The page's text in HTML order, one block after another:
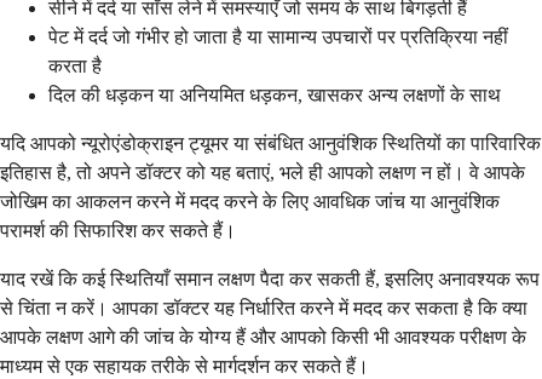
सीने में दर्द या साँस लेने में समस्याएँ जो समय के साथ बिगड़ती हैं
पेट में दर्द जो गंभीर हो जाता है या सामान्य उपचारों पर प्रतिक्रिया नहीं
करता है
दिल की धड़कन या अनियमित धड़कन, खासकर अन्य लक्षणों के साथ
यदि आपको न्यूरोएंडोक्राइन ट्यूमर या संबंधित आनुवंशिक स्थितियों का पारिवारिक
इतिहास है, तो अपने डॉक्टर को यह बताएं, भले ही आपको लक्षण न हों। वे आपके
जोखिम का आकलन करने में मदद करने के लिए आवधिक जांच या आनुवंशिक
परामर्श की सिफारिश कर सकते हैं।
याद रखें कि कई स्थितियाँ समान लक्षण पैदा कर सकती हैं, इसलिए अनावश्यक रूप
से चिंता न करें। आपका डॉक्टर यह निर्धारित करने में मदद कर सकता है कि क्या
आपके लक्षण आगे की जांच के योग्य हैं और आपको किसी भी आवश्यक परीक्षण के
माध्यम से एक सहायक तरीके से मार्गदर्शन कर सकते हैं।